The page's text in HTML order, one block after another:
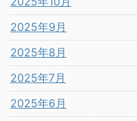
2025年9月
2025年8月
2025年7月
2025年6月